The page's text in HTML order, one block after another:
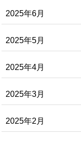
2025年6月
2025年5月
2025年4月
2025年3月
2025年2月